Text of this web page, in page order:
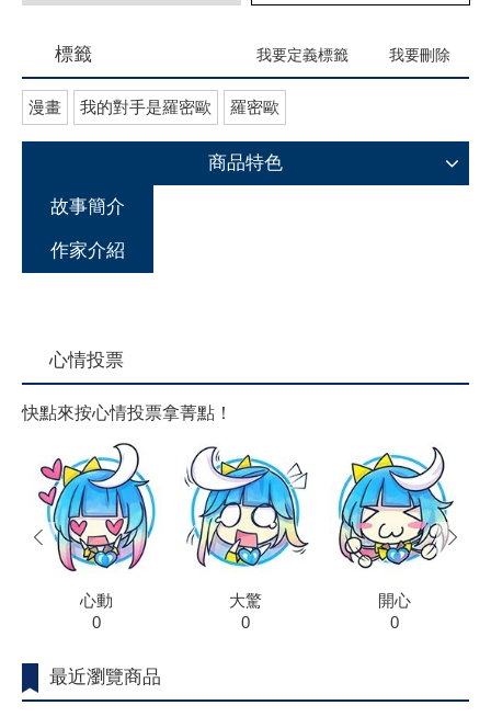
標籤 我要定義標籤 我要刪除
漫畫 我的對手是羅密歐 羅密歐
商品特色
故事簡介
作家介紹
心情投票
快點來按心情投票拿菁點！
心動
0
大驚
0
開心
0
prev next
最近瀏覽商品